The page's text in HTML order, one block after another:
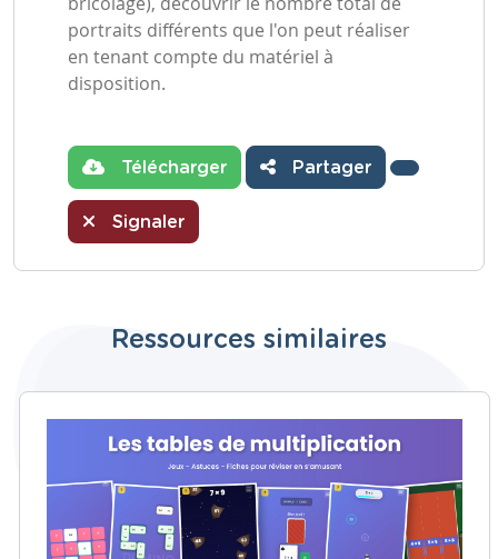
portraits différents que l'on peut réaliser
en tenant compte du matériel à
disposition.
Télécharger Partager
Signaler
Ressources similaires